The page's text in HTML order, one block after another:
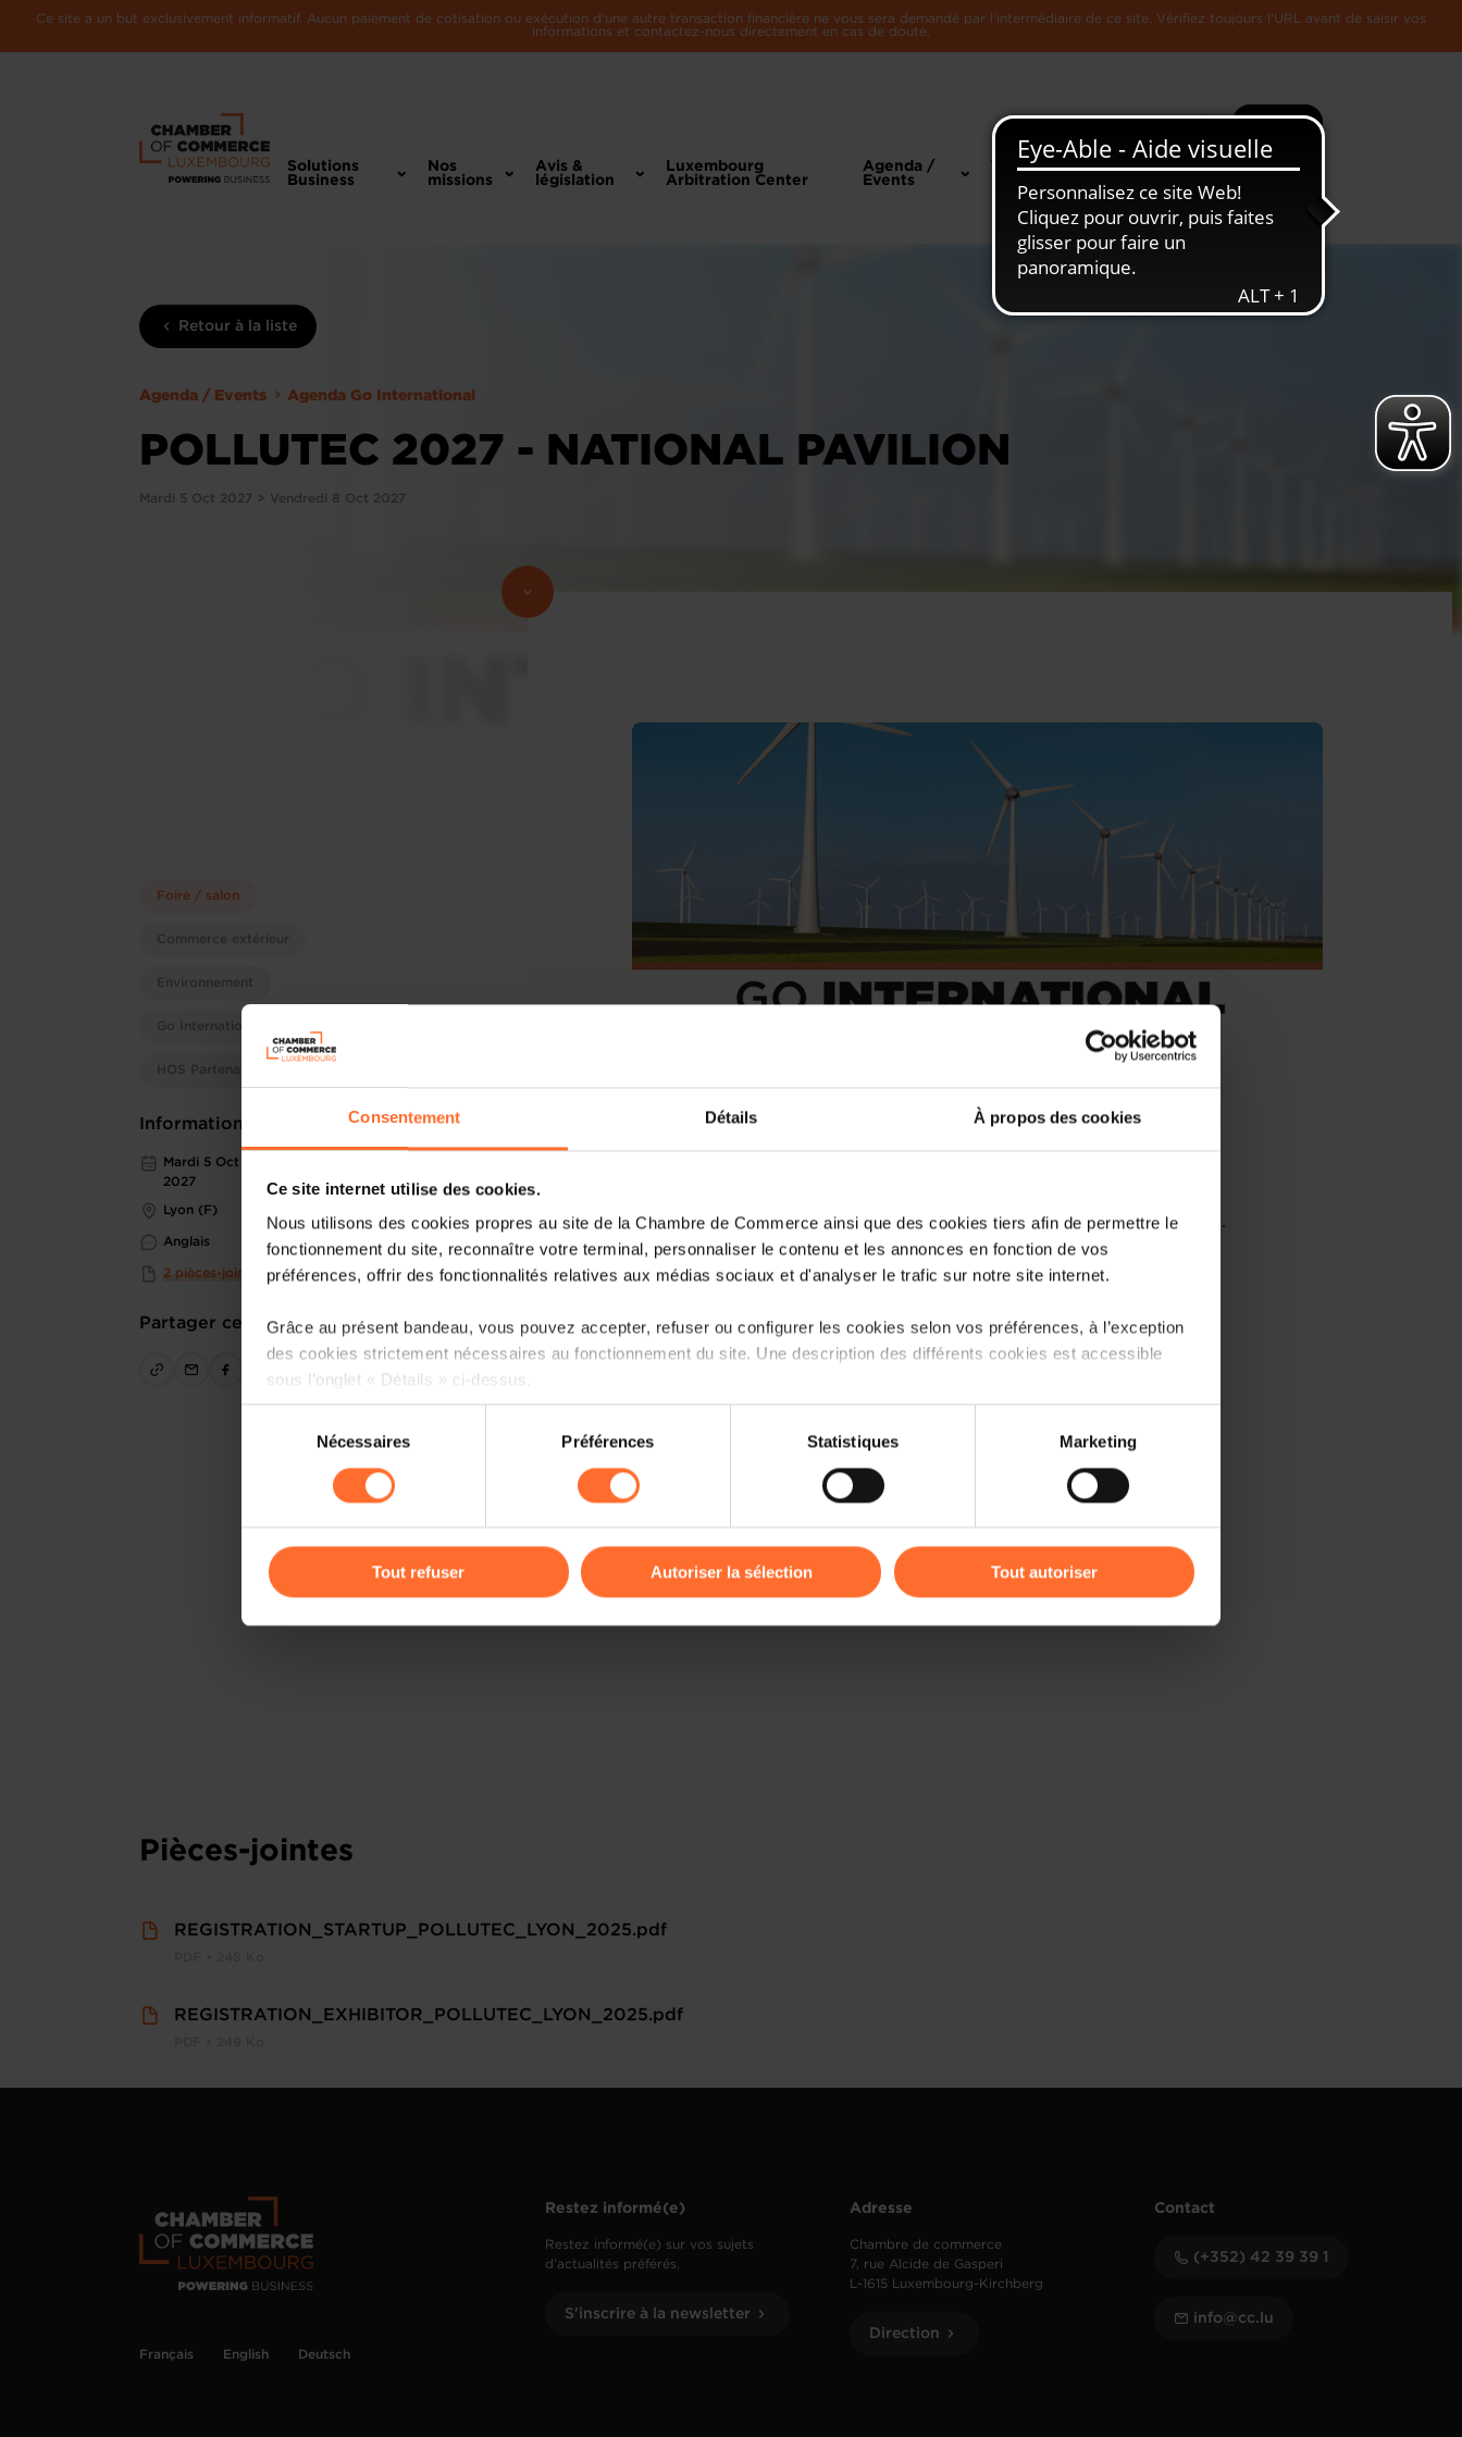
Consentement Détails À propos des cookies
Ce site internet utilise des cookies.
Nous utilisons des cookies propres au site de la Chambre de Commerce ainsi que des cookies tiers afin de permettre le
fonctionnement du site, reconnaître votre terminal, personnaliser le contenu et les annonces en fonction de vos
préférences, offrir des fonctionnalités relatives aux médias sociaux et d'analyser le trafic sur notre site internet.
Grâce au présent bandeau, vous pouvez accepter, refuser ou configurer les cookies selon vos préférences, à l’exception
des cookies strictement nécessaires au fonctionnement du site. Une description des différents cookies est accessible
sous l’onglet « Détails » ci-dessus.
Il est précisé que la navigation sur le site et certaines fonctionnalités (ex : lecture de vidéos, partage sur les réseaux
cas de refus de tous les cookies ou des cookies non nécessaires.
gauche de chaque page.
consentement
Nécessaires Préférences Statistiques Marketing
Tout refuser Autoriser la sélection Tout autoriser
Ce site a un but exclusivement informatif. Aucun paiement de cotisation ou exécution d'une autre transaction financière ne vous sera demandé par l'intermédiaire de ce site. Vérifiez toujours l'URL avant de saisir vos
informations et contactez-nous directement en cas de doute.
Recherche Plus
Solutions
Business
Nos
missions
Avis &
législation
Luxembourg
Arbitration Center
Agenda /
Events
Toute
L'Economie
Retour à la liste
Agenda / Events Agenda Go International
POLLUTEC 2027 - NATIONAL PAVILION
Mardi 5 Oct 2027 > Vendredi 8 Oct 2027
Foire / salon
Commerce extérieur
Environnement
Go International
HOS Partenaires
Informations pratiques
Mardi 5 Oct 2027 > Vendredi 8 Oct
2027
Lyon (F)
Anglais
2 pièces-jointes
Partager cet article
Details about the national pavilion will be available on this page soon.
Interested? Please click on the button below to mark your interest:
I am interested
Discover theprogrammeand mark your interestHERE.
T. +352 42 39 39 360
Pièces-jointes
REGISTRATION_STARTUP_POLLUTEC_LYON_2025.pdf
REGISTRATION_EXHIBITOR_POLLUTEC_LYON_2025.pdf
Français English Deutsch
Restez informé(e)
Restez informé(e) sur vos sujets
d’actualités préférés.
S'inscrire à la newsletter
Adresse
Chambre de commerce
7, rue Alcide de Gasperi
L-1615 Luxembourg-Kirchberg
Direction
Contact
(+352) 42 39 39 1
info@cc.lu